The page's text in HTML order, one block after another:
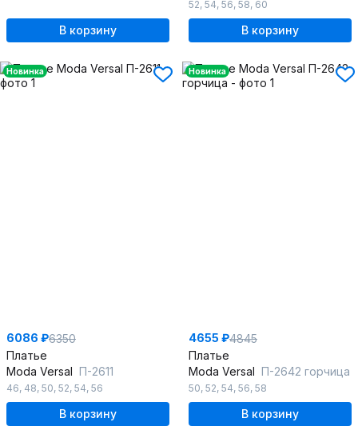
В корзину
52, 54, 56, 58, 60
В корзину
Новинка
6086 ₽6350
Платье
Moda Versal П-2611
46, 48, 50, 52, 54, 56
В корзину
Новинка
4655 ₽4845
Платье
Moda Versal П-2642 горчица
50, 52, 54, 56, 58
В корзину